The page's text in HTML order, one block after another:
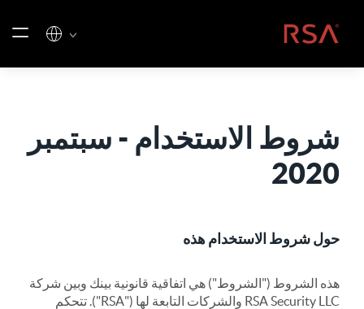
الصفحة الرئيسية
شروط الاستخدام - سبتمبر
2020
حول شروط الاستخدام هذه
هذه الشروط ("الشروط") هي اتفاقية قانونية بينك وبين شركة
RSA Security LLC والشركات التابعة لها ("RSA"). تتحكم